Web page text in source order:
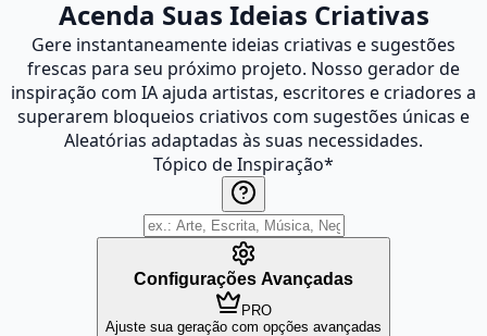
Acenda Suas Ideias Criativas
Gere instantaneamente ideias criativas e sugestões
frescas para seu próximo projeto. Nosso gerador de
inspiração com IA ajuda artistas, escritores e criadores a
superarem bloqueios criativos com sugestões únicas e
Aleatórias adaptadas às suas necessidades.
Tópico de Inspiração*
Configurações Avançadas
PRO
Ajuste sua geração com opções avançadas